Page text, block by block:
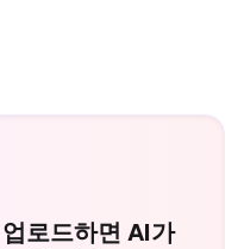
로드하면 AI가